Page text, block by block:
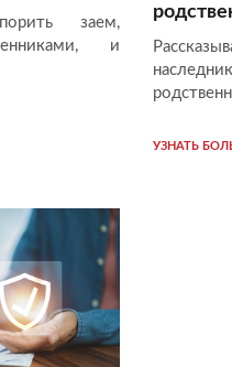
заем,
и
УЗНАТЬ